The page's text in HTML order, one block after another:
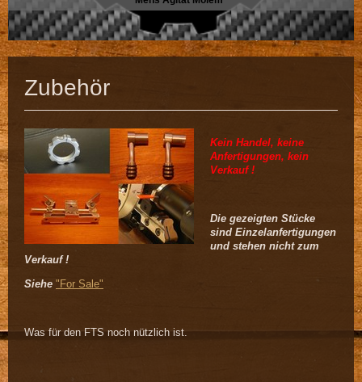
Zubehör
Kein Handel, keine
Anfertigungen, kein
Verkauf !
Die gezeigten Stücke
sind Einzelanfertigungen
und stehen nicht zum
Verkauf !
Siehe "For Sale"
Was für den FTS noch nützlich ist.